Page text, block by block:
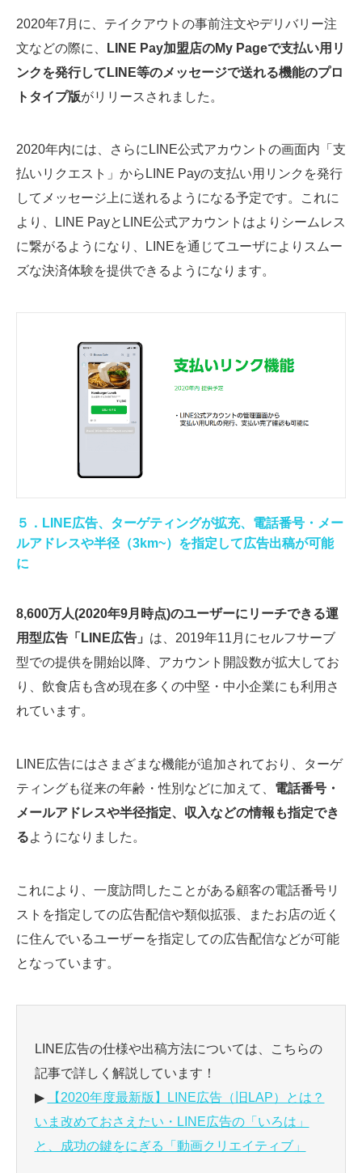
2020年7月に、テイクアウトの事前注文やデリバリー注
文などの際に、
LINE Pay加盟店のMy Pageで支払い用リ
ンクを発行してLINE等のメッセージで送れる機能のプロ
トタイプ版がリリースされました。
2020年内には、さらにLINE公式アカウントの画面内「支
払いリクエスト」からLINE Payの支払い用リンクを発行
してメッセージ上に送れるようになる予定です。これに
より、LINE PayとLINE公式アカウントはよりシームレス
に繋がるようになり、LINEを通じてユーザによりスムー
ズな決済体験を提供できるようになります。
５．LINE広告、ターゲティングが拡充、電話番号・メー
ルアドレスや半径（3km~）を指定して広告出稿が可能
に
8,600万人(2020年9月時点)のユーザーにリーチできる運
用型広告「LINE広告」 は、2019年11月にセルフサーブ
型での提供を開始以降、アカウント開設数が拡大してお
り、飲食店も含め現在多くの中堅・中小企業にも利用さ
れています。
LINE広告にはさまざまな機能が追加されており、ターゲ
ティングも従来の年齢・性別などに加えて、 電話番号・
メールアドレスや半径指定、収入などの情報も指定でき
るようになりました。
これにより、一度訪問したことがある顧客の電話番号リ
ストを指定しての広告配信や類似拡張、またお店の近く
に住んでいるユーザーを指定しての広告配信などが可能
となっています。
LINE広告の仕様や出稿方法については、こちらの
記事で詳しく解説しています！
▶
【2020年度最新版】LINE広告（旧LAP）とは？
いま改めておさえたい・LINE広告の「いろは」
と、成功の鍵をにぎる「動画クリエイティブ」